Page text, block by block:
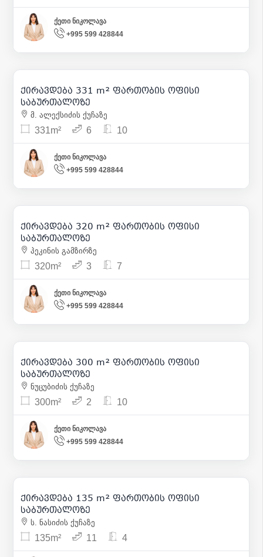
ქეთი ნიკოლავა
+995 599 428844
11
9 268 | m² 28
ქირავდება 331 m² ფართობის ოფისი
საბურთალოზე
მ. ალექსიძის ქუჩაზე
331m² 6 10
ქეთი ნიკოლავა
+995 599 428844
8
3 500 | m² 11
ქირავდება 320 m² ფართობის ოფისი
საბურთალოზე
პეკინის გამზირზე
320m² 3 7
ქეთი ნიკოლავა
+995 599 428844
6
4 500 | m² 15
ქირავდება 300 m² ფართობის ოფისი
საბურთალოზე
ნუცუბიძის ქუჩაზე
300m² 2 10
ქეთი ნიკოლავა
+995 599 428844
19
1 900 | m² 14
ქირავდება 135 m² ფართობის ოფისი
საბურთალოზე
ს. ნასიძის ქუჩაზე
135m² 11 4